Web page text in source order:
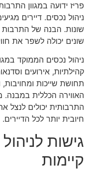
פריז ידועה במגוון
ניהול נכסים. דיירים
שונות. הבנה של
שונים יכולה לשפר את
ניהול נכסים הממוקד
קהילתיות, אירועים
תחושת שייכות ומחויבות,
האווירה הכללית
התרבותית יכולים לנצל
חיובית יותר לכל הדיירים.
גישות
קיימות